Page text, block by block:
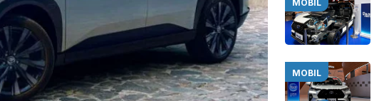
MOBIL
MOBIL